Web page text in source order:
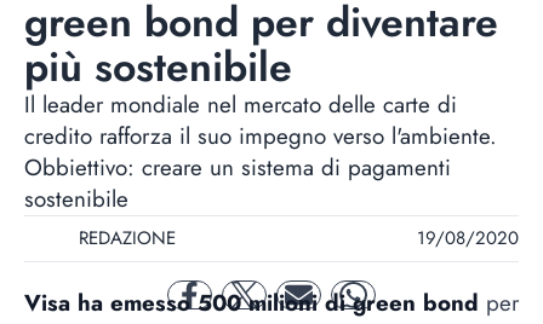
green bond per diventare
più sostenibile
Il leader mondiale nel mercato delle carte di
credito rafforza il suo impegno verso l'ambiente.
Obbiettivo: creare un sistema di pagamenti
sostenibile
REDAZIONE 19/08/2020
facebooktwitter mail whatsapp
Visa ha emesso 500 milioni di green bond per